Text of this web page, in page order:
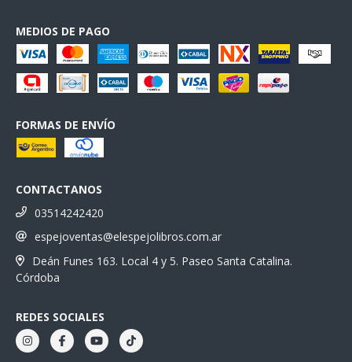
MEDIOS DE PAGO
FORMAS DE ENVÍO
CONTACTANOS
03514242420
espejoventas@elespejolibros.com.ar
Deán Funes 163. Local 4 y 5. Paseo Santa Catalina.
Córdoba
REDES SOCIALES